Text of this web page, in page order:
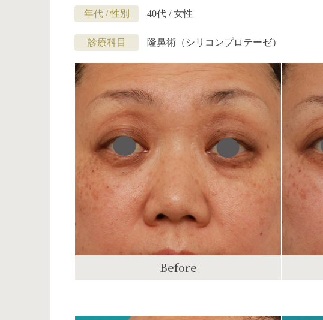
年代 / 性別 40代 / 女性
診療科目 隆鼻術（シリコンプロテーゼ）
Before